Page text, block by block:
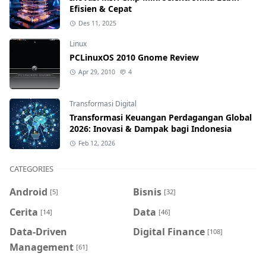
Efisien & Cepat
Des 11, 2025
Linux
PCLinuxOS 2010 Gnome Review
Apr 29, 2010 4
Transformasi Digital
Transformasi Keuangan Perdagangan Global
2026: Inovasi & Dampak bagi Indonesia
Feb 12, 2026
CATEGORIES
Android [5] Bisnis [32]
Cerita [14] Data [46]
Data-Driven
Management [61]
Digital Finance [108]